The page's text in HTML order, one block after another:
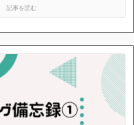
記事を読む